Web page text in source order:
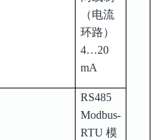
（电流
环路）
4…20
mA
RS485
Modbus-
RTU 模